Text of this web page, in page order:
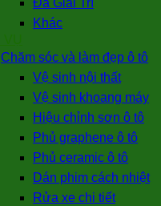
Đa Giải Trí
Khác
Chăm sóc và làm đẹp ô tô
Vệ sinh nội thất
Vệ sinh khoang máy
Hiệu chỉnh sơn ô tô
Phủ graphene ô tô
Phủ ceramic ô tô
Dán phim cách nhiệt
Rửa xe chi tiết